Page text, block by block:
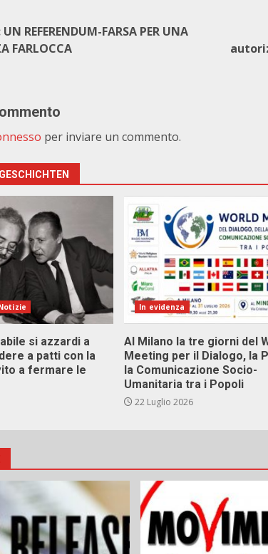
REFERENDUM-FARSA PER UNA
FARLOCCA
per inviare un commento.
si azzardi a
a patti con la
a fermare le
In evidenza
Al Milano la tre giorni del
Meeting per il Dialogo, la
la Comunicazione Socio-
Umanitaria tra i Popoli
22 Luglio 2026